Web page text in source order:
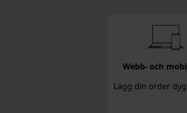
Webb- och
Lägg din order